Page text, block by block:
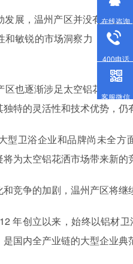
，温州产区并没有止步不前
和敏锐的市场洞察力，使
区也逐渐涉足太空铝花洒生
独特的灵活性和技术优势
大型卫浴企业和品牌尚未全
将为太空铝花洒市场带来新的
竞争的加剧，温州产区将
立以来，始终以铝材卫浴
是国内全产业链的大型企业典范
在线咨询
400电话
客服微信